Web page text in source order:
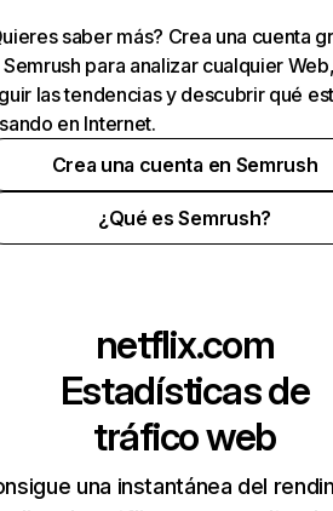
saber más? Crea una cuenta
Semrush para analizar cualquier
las tendencias y descubrir qué
en Internet.
Crea una cuenta en Semrush
¿Qué es Semrush?
netflix.com
Estadísticas de
tráfico web
una instantánea del